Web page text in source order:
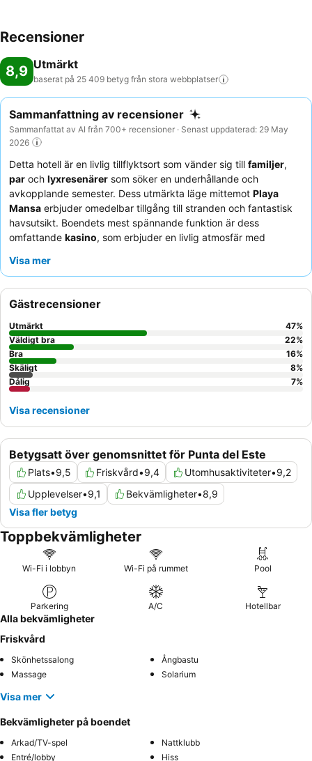
Recensioner
8,9 Utmärkt
baserat på 25 409 betyg från stora webbplatser
Sammanfattning av recensioner
Sammanfattat av AI från 700+ recensioner · Senast uppdaterad: 29 May
2026
Detta hotell är en livlig tillflyktsort som vänder sig till familjer,
par och lyxresenärer som söker en underhållande och
avkopplande semester. Dess utmärkta läge mittemot Playa
Mansa erbjuder omedelbar tillgång till stranden och fantastisk
havsutsikt. Boendets mest spännande funktion är dess
omfattande kasino, som erbjuder en livlig atmosfär med
konsekvent den uppmärksamma personalen och
rätterna med färsk fisk. För en verkligt bortskämd upplevelse,
överväg att boka ett rum med havsutsikt och balkong för att
njuta av de vackra omgivningarna.
Visa mer
Betygsatt över genomsnittet för Punta del Este
Plats•9,5 Friskvård•9,4 Utomhusaktiviteter•9,2
Upplevelser•9,1 Bekvämligheter•8,9
Visa fler betyg
Gästrecensioner
Utmärkt 47%
Väldigt bra
22%
Bra
16%
Skäligt
8%
Dålig
7%
Visa recensioner
Toppbekvämligheter
Wi-Fi i lobbyn Wi-Fi på rummet Pool
Parkering A/C Hotellbar
Alla bekvämligheter
Friskvård
Skönhetssalong
Ångbastu
Massage
Solarium
Visa mer
Bekvämligheter på boendet
Arkad/TV-spel
Nattklubb
Entré/lobby
Hiss